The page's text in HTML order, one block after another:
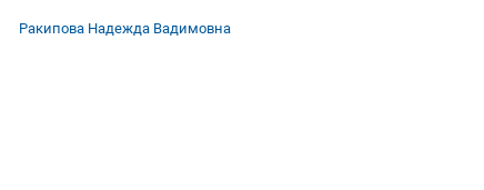
Ракипова Надежда Вадимовна